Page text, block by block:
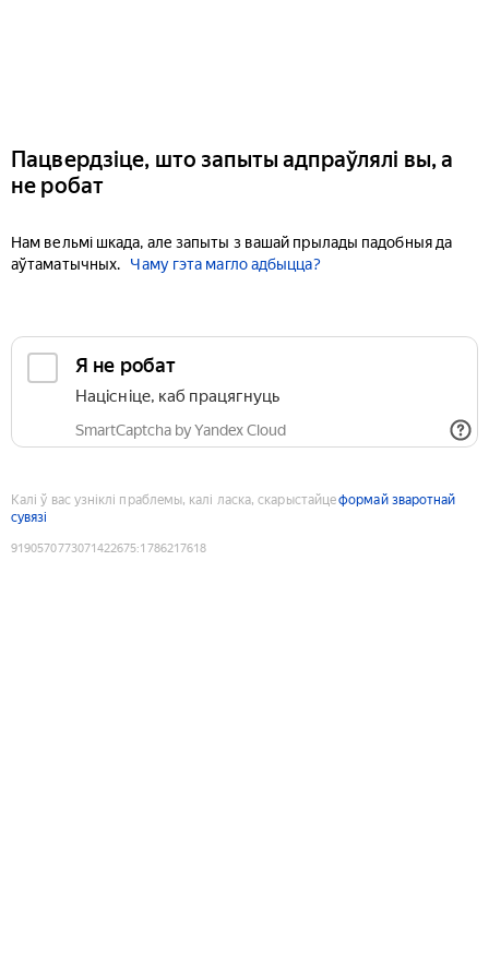
Пацвердзіце, што запыты адпраўлялі вы, а
не робат
Нам вельмі шкада, але запыты з вашай прылады падобныя да
аўтаматычных.
Чаму гэта магло адбыцца?
Я не робат
Націсніце, каб працягнуць
SmartCaptcha by Yandex Cloud
Калі ў вас узніклі праблемы, калі ласка, скарыстайцеформай зваротнай
сувязі
9190570773071422675:1786217618